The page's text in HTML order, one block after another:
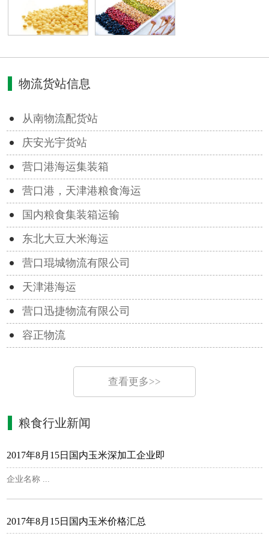
物流货站信息
从南物流配货站
庆安光宇货站
营口港海运集装箱
营口港，天津港粮食海运
国内粮食集装箱运输
东北大豆大米海运
营口琨城物流有限公司
天津港海运
营口迅捷物流有限公司
容正物流
查看更多>>
粮食行业新闻
2017年8月15日国内玉米深加工企业即
企业名称 ...
2017年8月15日国内玉米价格汇总